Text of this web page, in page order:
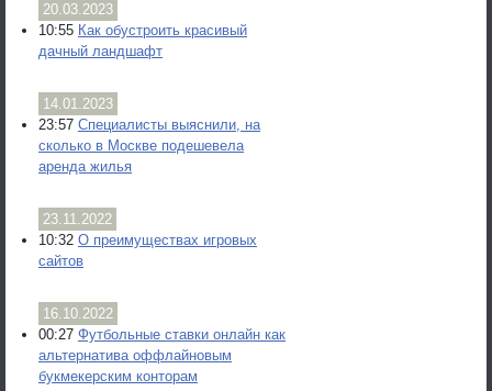
20.03.2023
10:55 Как обустроить красивый
дачный ландшафт
14.01.2023
23:57 Специалисты выяснили, на
сколько в Москве подешевела
аренда жилья
23.11.2022
10:32 О преимуществах игровых
сайтов
16.10.2022
00:27 Футбольные ставки онлайн как
альтернатива оффлайновым
букмекерским конторам